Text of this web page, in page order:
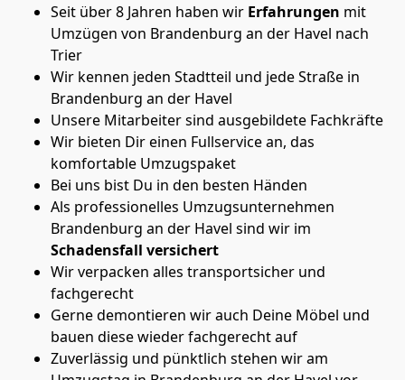
Seit über 8 Jahren haben wir Erfahrungen mit
Umzügen von Brandenburg an der Havel nach
Trier
Wir kennen jeden Stadtteil und jede Straße in
Brandenburg an der Havel
Unsere Mitarbeiter sind ausgebildete Fachkräfte
Wir bieten Dir einen Fullservice an, das
komfortable Umzugspaket
Bei uns bist Du in den besten Händen
Als professionelles Umzugsunternehmen
Brandenburg an der Havel sind wir im
Schadensfall versichert
Wir verpacken alles transportsicher und
fachgerecht
Gerne demontieren wir auch Deine Möbel und
bauen diese wieder fachgerecht auf
Zuverlässig und pünktlich stehen wir am